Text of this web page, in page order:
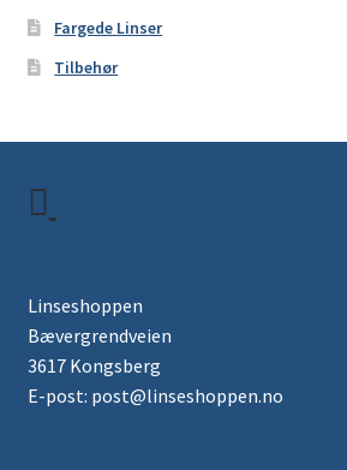
Fargede Linser
Tilbehør
Linseshoppen
Bævergrendveien
3617 Kongsberg
E-post: post@linseshoppen.no